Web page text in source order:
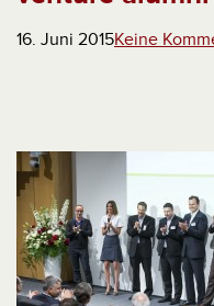
16. Juni 2015Keine